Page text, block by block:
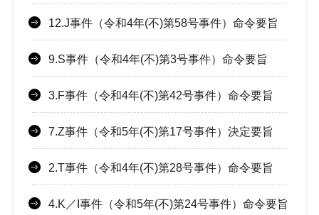
12.J事件（令和4年(不)第58号事件）命令要旨
9.S事件（令和4年(不)第3号事件）命令要旨
3.F事件（令和4年(不)第42号事件）命令要旨
7.Z事件（令和5年(不)第17号事件）決定要旨
2.T事件（令和4年(不)第28号事件）命令要旨
4.K／I事件（令和5年(不)第24号事件）命令要旨